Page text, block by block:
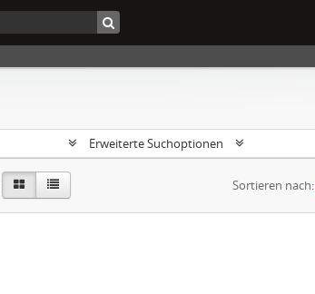
Erweiterte Suchoptionen
Sortieren nach: